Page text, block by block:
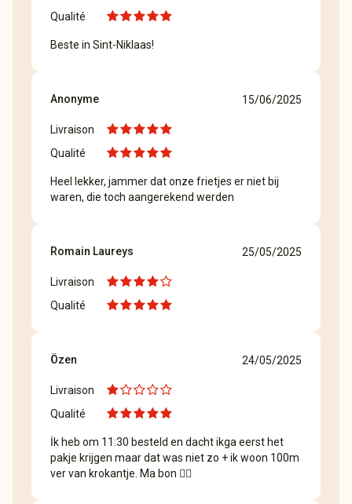
Qualité
Beste in Sint-Niklaas!
Anonyme 15/06/2025
Livraison
Qualité
Heel lekker, jammer dat onze frietjes er niet bij
waren, die toch aangerekend werden
Romain Laureys 25/05/2025
Livraison
Qualité
Özen 24/05/2025
Livraison
Qualité
İk heb om 11:30 besteld en dacht ikga eerst het
pakje krijgen maar dat was niet zo + ik woon 100m
ver van krokantje. Ma bon 👍🏻